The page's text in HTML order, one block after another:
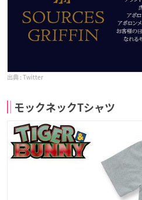
Twitter
モックネックTシャツ